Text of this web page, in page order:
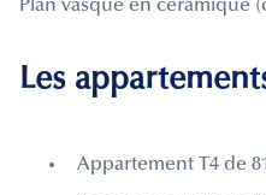
Plan vasque en céramique
Les
Appartement T4 de